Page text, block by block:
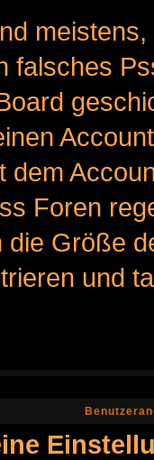
falsches
dem
Foren
die Größe
und